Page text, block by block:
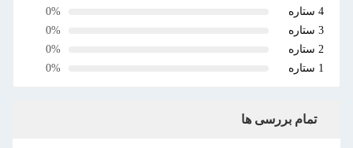
4 ستاره
0%
3 ستاره
0%
2 ستاره
0%
1 ستاره
0%
تمام بررسی ها